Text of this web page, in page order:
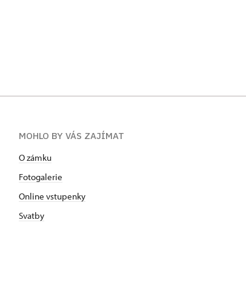
MOHLO BY VÁS ZAJÍMAT
O zámku
Fotogalerie
Online vstupenky
Svatby